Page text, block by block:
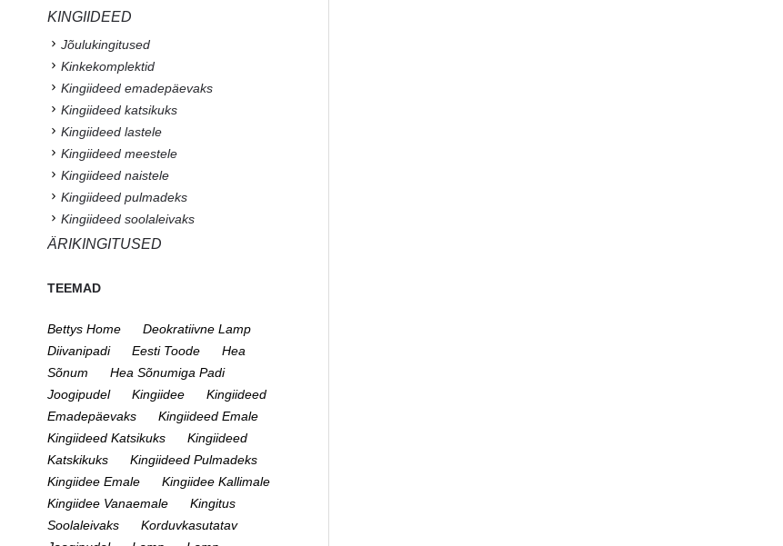
KINGIIDEED
Jõulukingitused
Kinkekomplektid
Kingiideed emadepäevaks
Kingiideed katsikuks
Kingiideed lastele
Kingiideed meestele
Kingiideed naistele
Kingiideed pulmadeks
Kingiideed soolaleivaks
ÄRIKINGITUSED
TEEMAD
Bettys Home
Deokratiivne Lamp
Diivanipadi
Eesti Toode
Hea
Sõnum
Hea Sõnumiga Padi
Joogipudel
Kingiidee
Kingiideed
Emadepäevaks
Kingiideed Emale
Kingiideed Katsikuks
Kingiideed
Katskikuks
Kingiideed Pulmadeks
Kingiidee Emale
Kingiidee Kallimale
Kingiidee Vanaemale
Kingitus
Soolaleivaks
Korduvkasutatav